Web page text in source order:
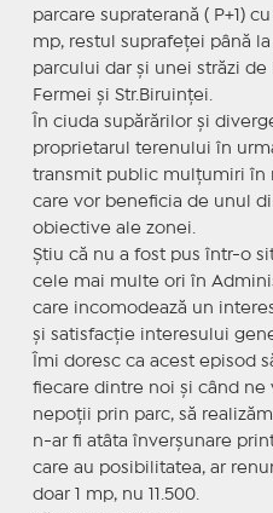
parcare supraterană ( P+1)
mp, restul suprafeței până
parcului dar și unei străzi de
Fermei și Str.Biruinței.
În ciuda supărărilor și
proprietarul terenului în
transmit public mulțumiri în
care vor beneficia de unul
obiective ale zonei.
Știu că nu a fost pus într-o
cele mai multe ori în
care incomodează un
și satisfacție interesului
Îmi doresc ca acest episod
fiecare dintre noi și când ne
nepoții prin parc, să
n-ar fi atâta înverșunare
care au posibilitatea, ar
doar 1 mp, nu 11.500.